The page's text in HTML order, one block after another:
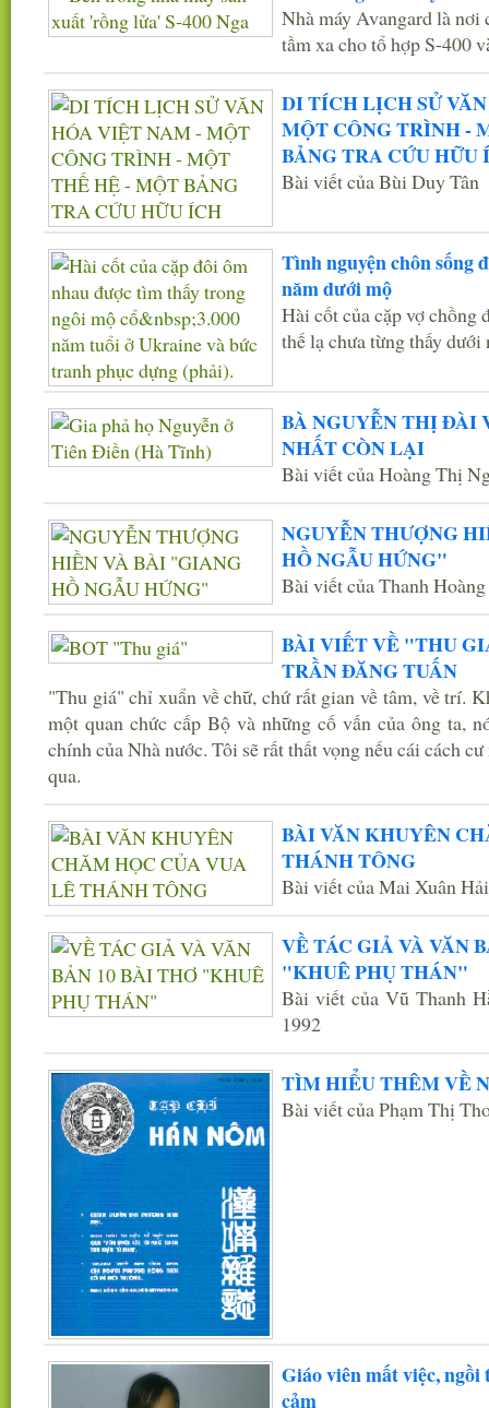
Nhà máy Avangard là nơi
tầm xa cho tổ hợp S-400
DI TÍCH LỊCH SỬ
MỘT CÔNG TRÌNH -
BẢNG TRA CỨU HỮU
Bài viết của Bùi Duy Tân
Tình nguyện chôn sống
năm dưới mộ
Hài cốt của cặp vợ chồng
thế lạ chưa từng thấy
BÀ NGUYỄN THỊ ĐÀI
NHẤT CÒN LẠI
Bài viết của Hoàng Thị
NGUYỄN THƯỢNG
HỒ NGẪU HỨNG"
Bài viết của Thanh
BÀI VIẾT VỀ "THU
TRẦN ĐĂNG TUẤN
"Thu giá" chỉ xuẩn về chữ, chứ rất gian về tâm, về trí.
một quan chức cấp Bộ và những cố vấn của ông ta,
chính của Nhà nước. Tôi sẽ rất thất vọng nếu cái cách
qua.
BÀI VĂN KHUYÊN
THÁNH TÔNG
Bài viết của Mai Xuân Hải
VỀ TÁC GIẢ VÀ VĂN
"KHUÊ PHỤ THÁN"
Bài viết của Vũ Thanh
1992
TÌM HIỂU THÊM VỀ
Bài viết của Phạm Thị
Giáo viên mất việc,
cảm